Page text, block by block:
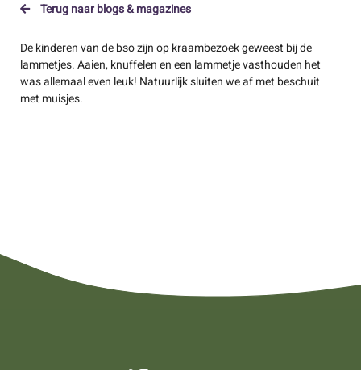
Terug naar blogs & magazines
De kinderen van de bso zijn op kraambezoek geweest bij de
lammetjes. Aaien, knuffelen en een lammetje vasthouden het
was allemaal even leuk! Natuurlijk sluiten we af met beschuit
met muisjes.